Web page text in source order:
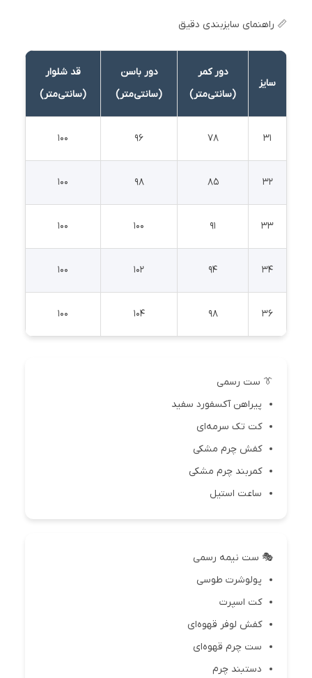
📏 راهنمای سایزبندی دقیق
سایز
دور کمر
(سانتی‌متر)
دور باسن
(سانتی‌متر)
قد شلوار
(سانتی‌متر)
31
78
96
100
32
85
98
100
33
91
100
100
34
94
102
100
36
98
104
100
👔 ست رسمی
پیراهن آکسفورد سفید
کت تک سرمه‌ای
کفش چرم مشکی
کمربند چرم مشکی
ساعت استیل
🎭 ست نیمه رسمی
پولوشرت طوسی
کت اسپرت
کفش لوفر قهوه‌ای
ست چرم قهوه‌ای
دستبند چرم